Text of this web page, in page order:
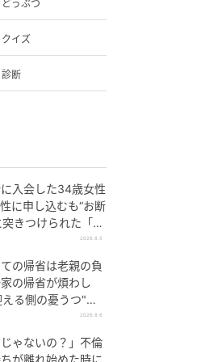
どうぶつ
クイズ
診断
入会した34歳女性
に申し込むも“お断
きつけられた「高
残酷な原因とは？
2026.8.5
の帰省は老親の負
の帰省が煩わし
る側の憂うつ"の
2026.8.6
じゃないの？」不倫
が離れ始めた時に